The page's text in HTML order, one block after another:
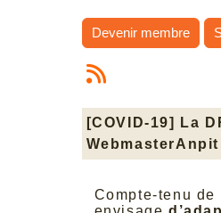
Devenir membre
[COVID-19] La
WebmasterAnpit
Compte-tenu